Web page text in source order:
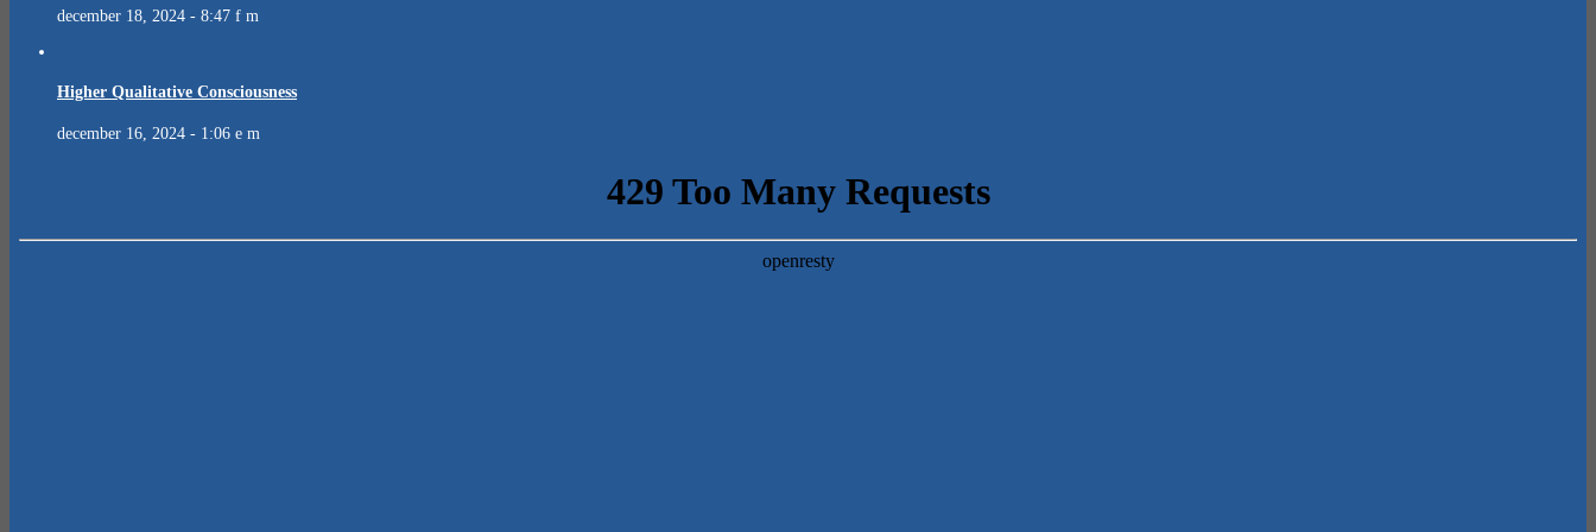
december 18, 2024 - 8:47 f m
Higher Qualitative Consciousness
december 16, 2024 - 1:06 e m